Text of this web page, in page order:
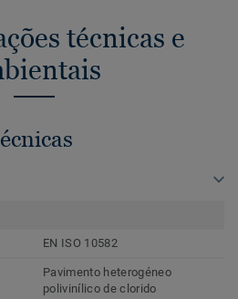
técnicas e
EN ISO 10582
Pavimento heterogéneo
polivinílico de clorido